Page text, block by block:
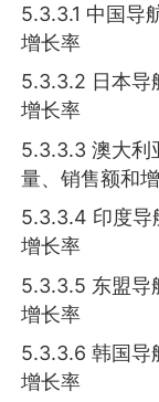
5.3.3.1 中国导
增长率
5.3.3.2 日本导
增长率
5.3.3.3 澳大利
量、销售额和
5.3.3.4 印度导
增长率
5.3.3.5 东盟导
增长率
5.3.3.6 韩国导
增长率